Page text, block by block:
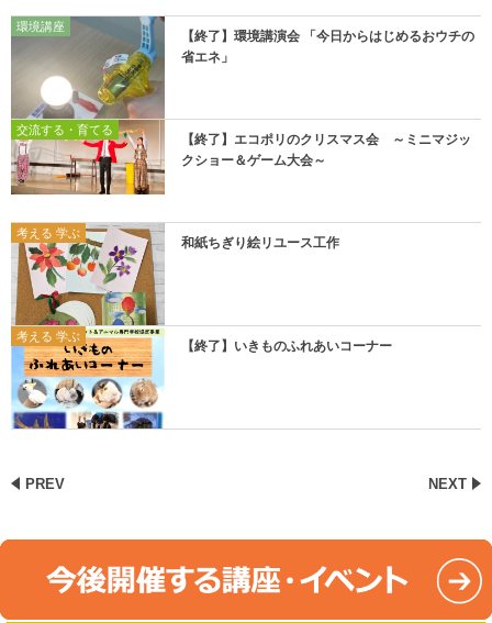
環境講座
【終了】環境講演会 「今日からはじめるおウチの
省エネ」
交流する・育てる
【終了】エコポリのクリスマス会 ～ミニマジッ
クショー＆ゲーム大会～
考える 学ぶ
和紙ちぎり絵リユース工作
考える 学ぶ
【終了】いきものふれあいコーナー
PREV NEXT